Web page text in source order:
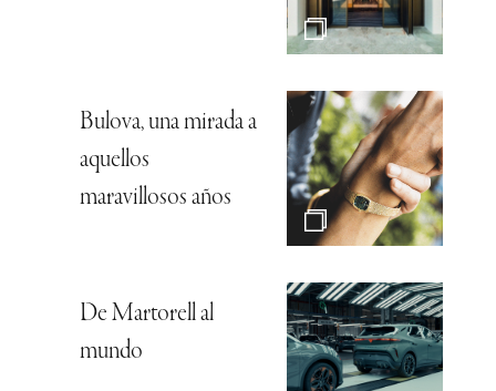
Bulova, una mirada a
aquellos
maravillosos años
De Martorell al
mundo